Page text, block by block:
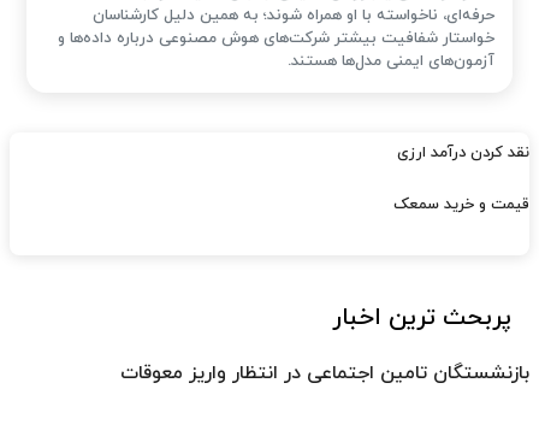
حرفه‌ای، ناخواسته با او همراه شوند؛ به همین دلیل کارشناسان
خواستار شفافیت بیشتر شرکت‌های هوش مصنوعی درباره داده‌ها و
آزمون‌های ایمنی مدل‌ها هستند.
نقد کردن درآمد ارزی
قیمت و خرید سمعک
پربحث ترین اخبار
بازنشستگان تامین اجتماعی در انتظار واریز معوقات